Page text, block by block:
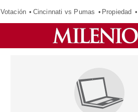
Votación Cincinnati vs Pumas Propiedad